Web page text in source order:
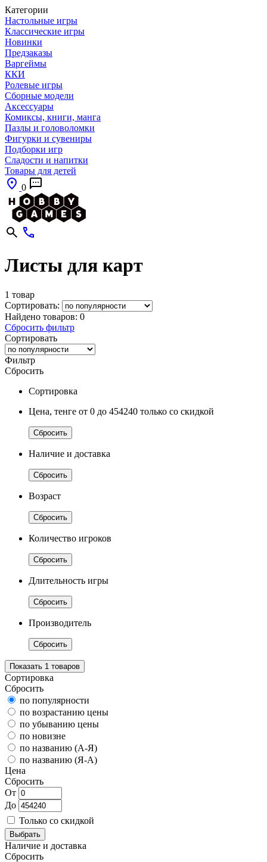
Категории
Настольные игры
Классические игры
Новинки
Предзаказы
Варгеймы
ККИ
Ролевые игры
Сборные модели
Аксессуары
Комиксы, книги, манга
Пазлы и головоломки
Фигурки и сувениры
Подборки игр
Сладости и напитки
Товары для детей
0
Листы для карт
1 товар
Сортировать:
Найдено товаров: 0
Сбросить фильтр
Сортировать
Фильтр
Сбросить
Сортировка
Цена, тенге от 0 до 454240 только со скидкой
Сбросить
Наличие и доставка
Сбросить
Возраст
Сбросить
Количество игроков
Сбросить
Длительность игры
Сбросить
Производитель
Сбросить
Показать 1 товаров
Сортировка
Сбросить
по популярности
по возрастанию цены
по убыванию цены
по новизне
по названию (А-Я)
по названию (Я-А)
Цена
Сбросить
От
До
Только со скидкой
Выбрать
Наличие и доставка
Сбросить